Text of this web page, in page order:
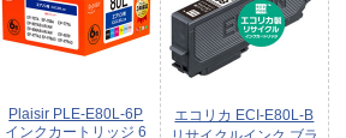
Plaisir PLE-E80L-6P
インクカートリッジ 6
エコリカ ECI-E80L-B